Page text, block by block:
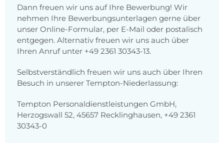
Dann freuen wir uns auf Ihre Bewerbung! Wir
nehmen Ihre Bewerbungsunterlagen gerne über
unser Online-Formular, per E-Mail oder postalisch
entgegen. Alternativ freuen wir uns auch über
Ihren Anruf unter +49 2361 30343-13.
Selbstverständlich freuen wir uns auch über Ihren
Besuch in unserer Tempton-Niederlassung:
Tempton Personaldienstleistungen GmbH,
Herzogswall 52, 45657 Recklinghausen, +49 2361
30343-0